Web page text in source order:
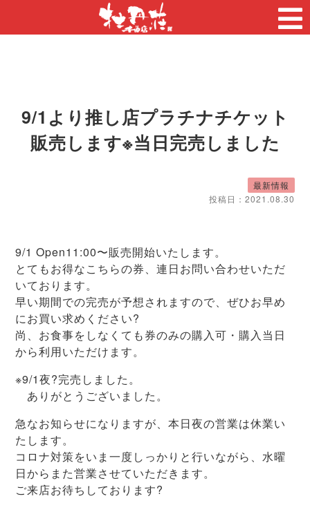
9/1より推し店プラチナチケット
販売します※当日完売しました
最新情報
投稿日： 2021.08.30
9/1 Open11:00〜販売開始いたします。
とてもお得なこちらの券、連日お問い合わせいただ
いております。
早い期間での完売が予想されますので、ぜひお早め
にお買い求めください?
尚、お食事をしなくても券のみの購入可・購入当日
から利用いただけます。
※9/1夜?完売しました。
ありがとうございました。
急なお知らせになりますが、本日夜の営業は休業い
たします。
コロナ対策をいま一度しっかりと行いながら、水曜
日からまた営業させていただきます。
ご来店お待ちしております?